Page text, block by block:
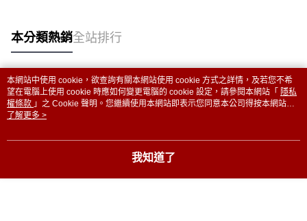
本分類熱銷全站排行
熱門標籤
本網站中使用 cookie，欲查詢有關本網站使用 cookie 方式之詳情，及若您不希
望在電腦上使用 cookie 時應如何變更電腦的 cookie 設定，請參閱本網站「 隱私
權條款 」之 Cookie 聲明。您繼續使用本網站即表示您同意本公司得按本網站使
用條款之 Cookie 聲明使用 cookie。
了解更多 >
我知道了